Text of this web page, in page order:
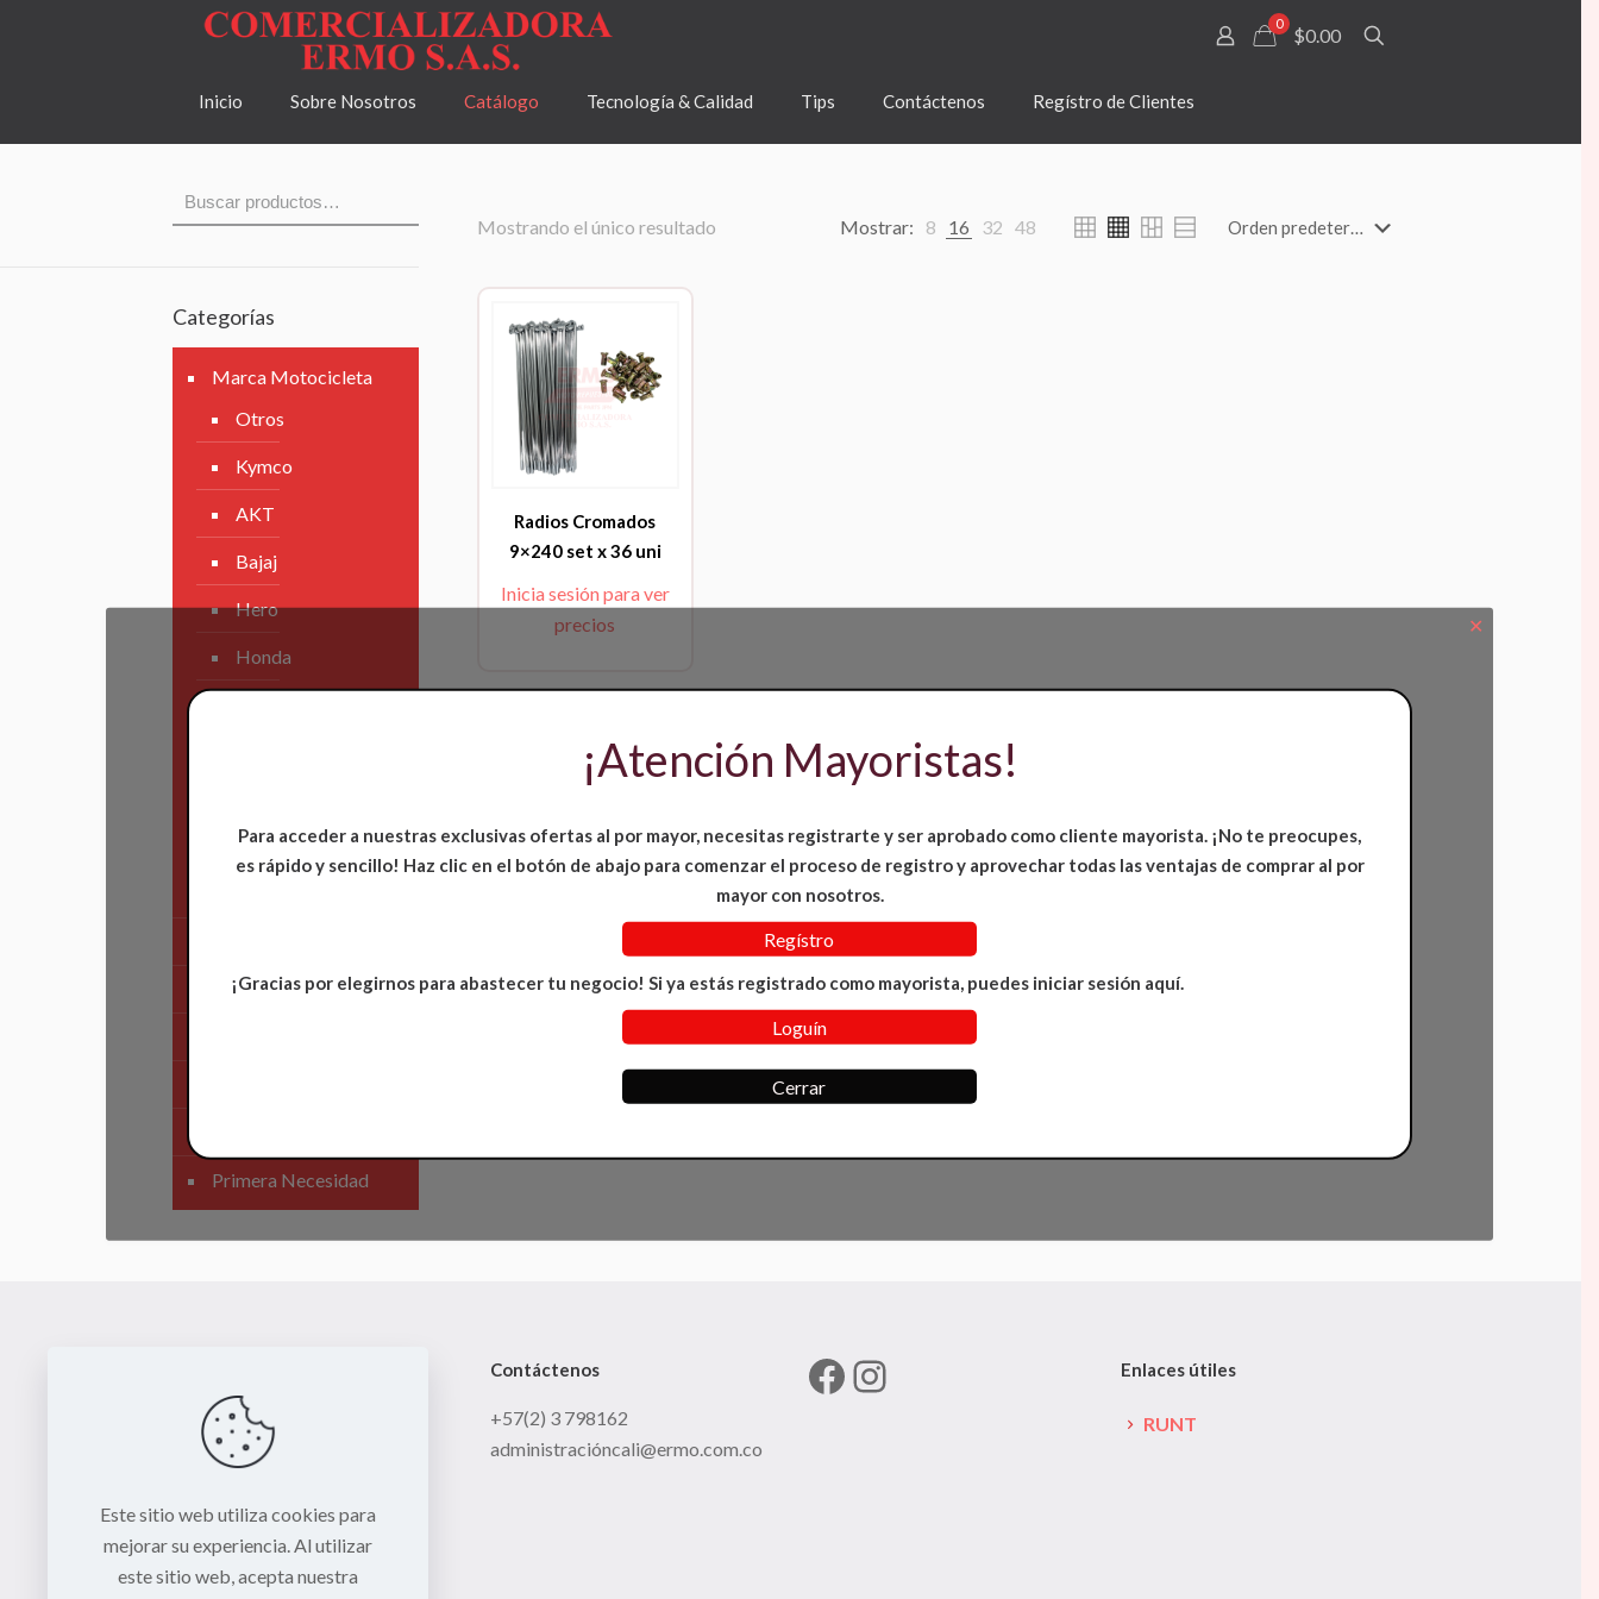
0
$0.00
Inicio Sobre Nosotros Catálogo Tecnología & Calidad Tips Contáctenos Regístro de Clientes
Mostrando el único resultado Mostrar: 8 16 32 48
Radios Cromados
9×240 set x 36 uni
Inicia sesión para ver
precios
Categorías
Marca Motocicleta
Otros
Kymco
AKT
Bajaj
Hero
Honda
TVS
Partes de Motor
Primera Necesidad
Contáctenos
+57(2) 3 798162
administracióncali@ermo.com.co
Facebook
Instagram Enlaces útiles
RUNT
✕
¡Atención Mayoristas!
Para acceder a nuestras exclusivas ofertas al por mayor, necesitas registrarte y ser aprobado como cliente mayorista. ¡No te preocupes,
es rápido y sencillo! Haz clic en el botón de abajo para comenzar el proceso de registro y aprovechar todas las ventajas de comprar al por
mayor con nosotros.
Regístro
¡Gracias por elegirnos para abastecer tu negocio! Si ya estás registrado como mayorista, puedes iniciar sesión aquí.
Loguín
Cerrar
Este sitio web utiliza cookies para
mejorar su experiencia. Al utilizar
este sitio web, acepta nuestra